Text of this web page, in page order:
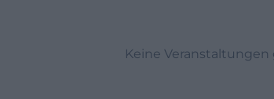
jeweils von 19:00 bis 23:30. Diese
Keine